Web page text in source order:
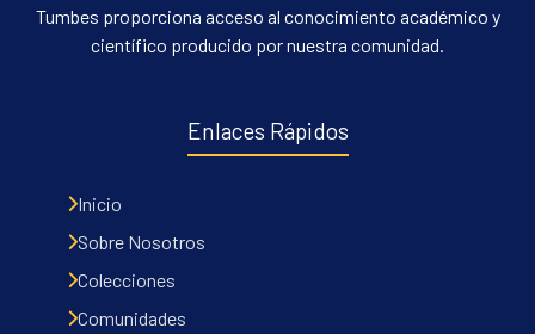
Tumbes proporciona acceso al conocimiento académico y
científico producido por nuestra comunidad.
Enlaces Rápidos
Inicio
Sobre Nosotros
Colecciones
Comunidades